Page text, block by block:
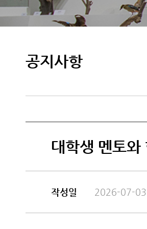
공지사항
대학생 멘토와
작성일 2026-07-03